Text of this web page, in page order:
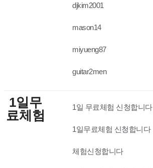
djkim2001
mason14
miyueng87
guitar2men
1일무
료체험
1일 무료체험 신청합니다
1일무료체험 신청합니다
체험신청합니다